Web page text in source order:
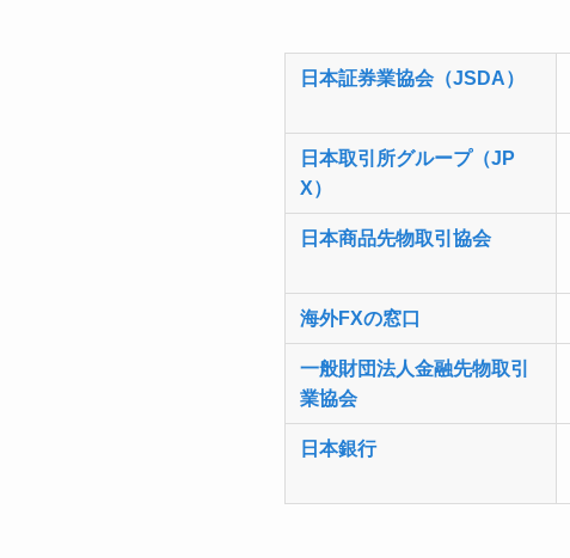
日本証券業協会（JSDA）
日本取引所グループ（JP
X）
日本商品先物取引協会
海外FXの窓口
一般財団法人金融先物取引
業協会
日本銀行